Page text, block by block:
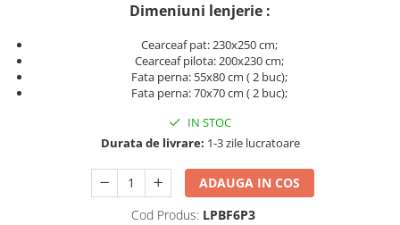
Set Lenjerie Pat Blanita Iepure, 6
Piese, Cu Pilota Inclusa
Lenjerii De Pat Premium Collection
Set Lenjerie De Pat, 7 Piese, Cu
Set Lenjerie De Pat Jacquard Regal,
Lenjerii Damasc Egiptean King Size
Lenjerii De Pat, Finet Premium, 1
Dimeniuni lenjerie :
Cearceaf pat: 230x250 cm;
Cearceaf pilota: 200x230 cm;
Fata perna: 55x80 cm ( 2 buc);
Fata perna: 70x70 cm ( 2 buc);
IN STOC
Durata de livrare: 1-3 zile lucratoare
ADAUGA IN COS
Cod Produs: LPBF6P3